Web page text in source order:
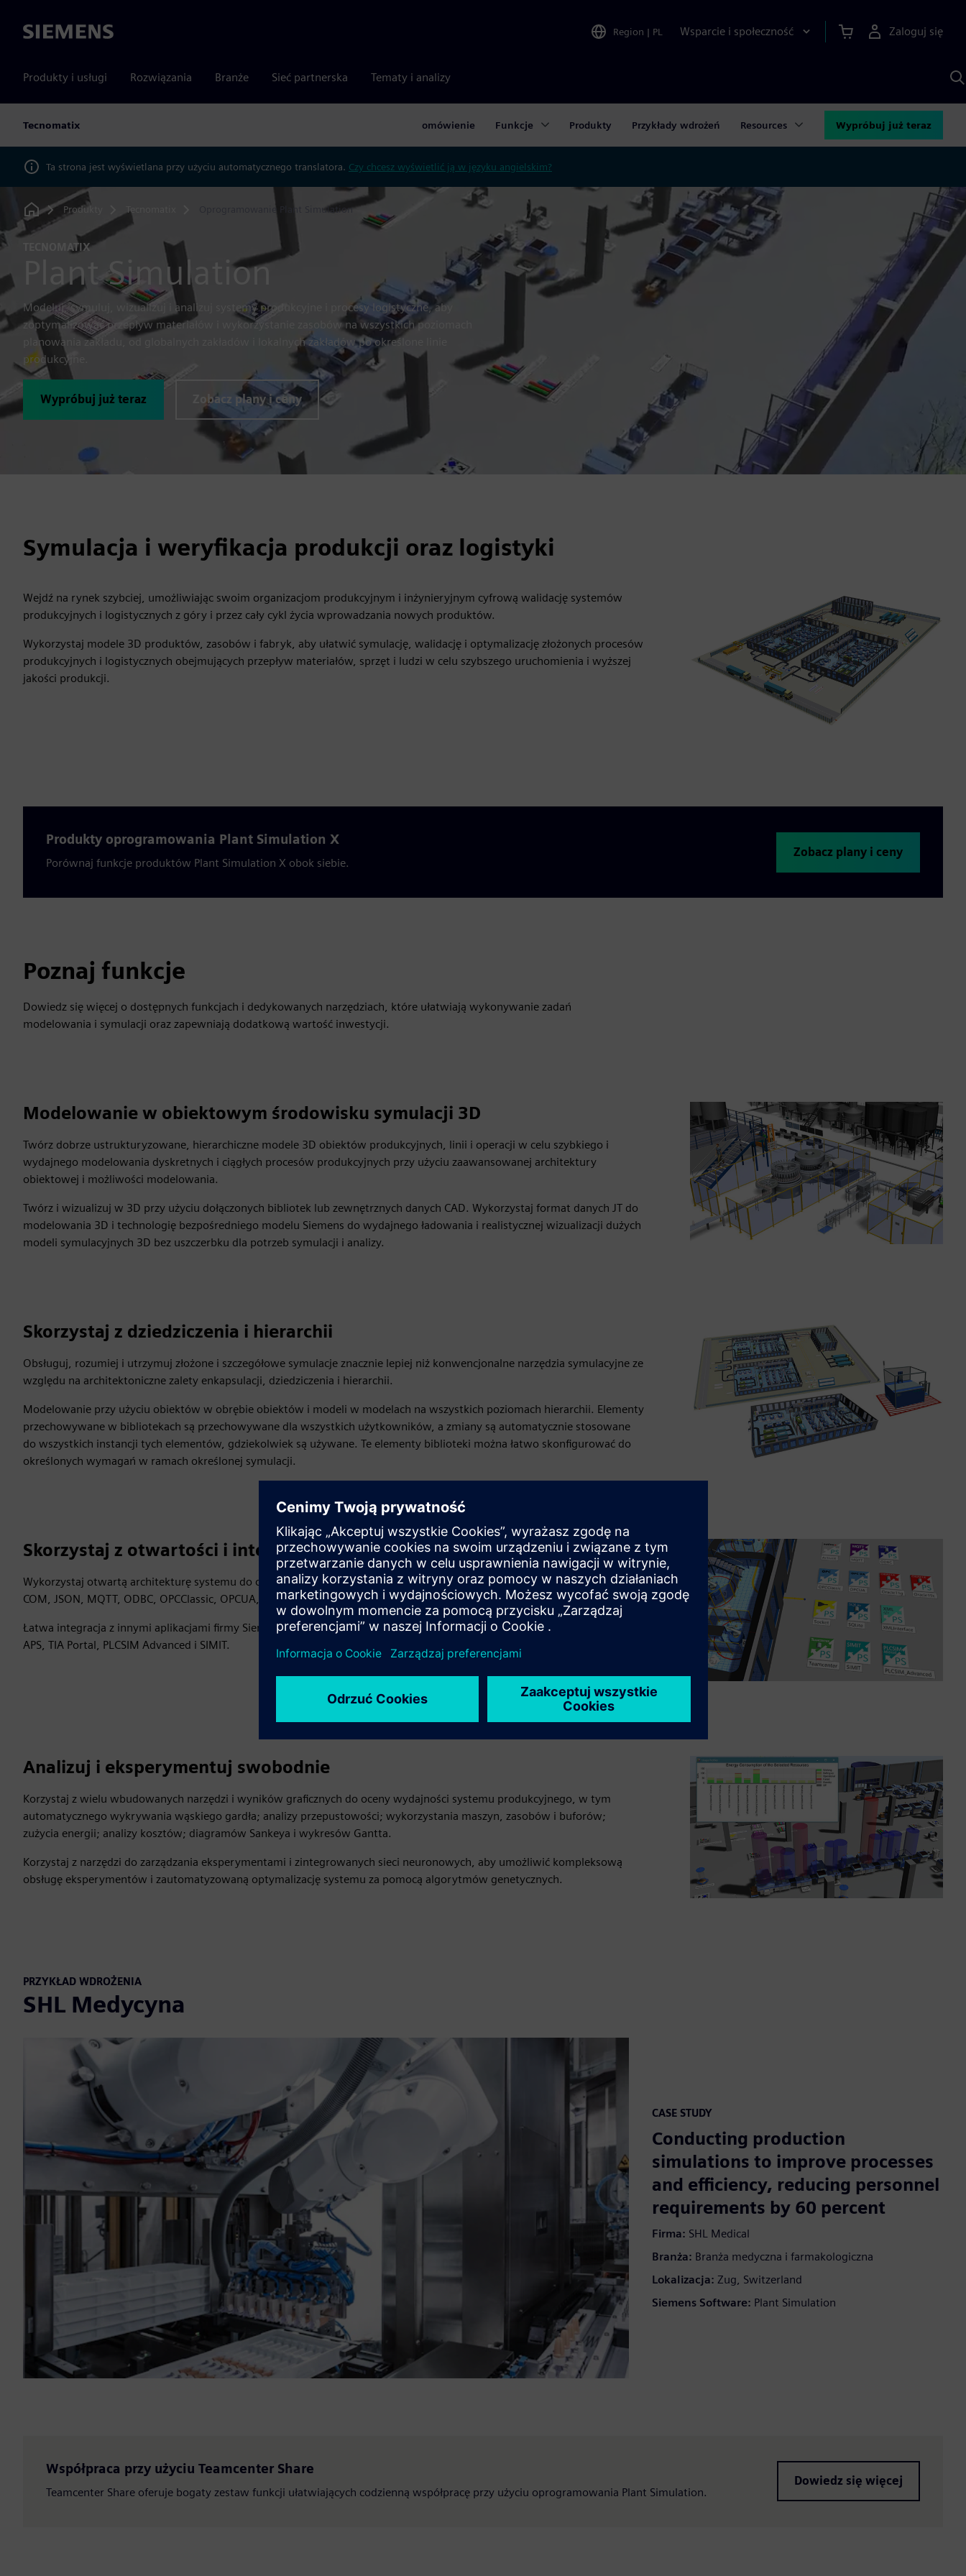
Siemens Region | PL Wsparcie i społeczność Zaloguj się
Produkty i usługi Rozwiązania Branże Sieć partnerska Tematy i analizy
Tecnomatix omówienie Funkcje Produkty Przykłady wdrożeń Resources Wypróbuj już teraz
Ta strona jest wyświetlana przy użyciu automatycznego translatora. Czy chcesz wyświetlić ją w języku angielskim?
Home
Produkty Tecnomatix Oprogramowanie Plant Simulation
TECNOMATIX
Plant Simulation
Modeluj, symuluj, wizualizuj i analizuj systemy produkcyjne i procesy logistyczne, aby
zoptymalizować przepływ materiałów i wykorzystanie zasobów na wszystkich poziomach
planowania zakładu, od globalnych zakładów i lokalnych zakładów po określone linie
produkcyjne.
Wypróbuj już teraz Zobacz plany i ceny
Symulacja i weryfikacja produkcji oraz logistyki
Wejdź na rynek szybciej, umożliwiając swoim organizacjom produkcyjnym i inżynieryjnym cyfrową walidację systemów
produkcyjnych i logistycznych z góry i przez cały cykl życia wprowadzania nowych produktów.
Wykorzystaj modele 3D produktów, zasobów i fabryk, aby ułatwić symulację, walidację i optymalizację złożonych procesów
produkcyjnych i logistycznych obejmujących przepływ materiałów, sprzęt i ludzi w celu szybszego uruchomienia i wyższej
jakości produkcji.
Produkty oprogramowania Plant Simulation X
Porównaj funkcje produktów Plant Simulation X obok siebie.
Zobacz plany i ceny
Poznaj funkcje
Dowiedz się więcej o dostępnych funkcjach i dedykowanych narzędziach, które ułatwiają wykonywanie zadań
modelowania i symulacji oraz zapewniają dodatkową wartość inwestycji.
Modelowanie w obiektowym środowisku symulacji 3D
Twórz dobrze ustrukturyzowane, hierarchiczne modele 3D obiektów produkcyjnych, linii i operacji w celu szybkiego i
wydajnego modelowania dyskretnych i ciągłych procesów produkcyjnych przy użyciu zaawansowanej architektury
obiektowej i możliwości modelowania.
Twórz i wizualizuj w 3D przy użyciu dołączonych bibliotek lub zewnętrznych danych CAD. Wykorzystaj format danych JT do
modelowania 3D i technologię bezpośredniego modelu Siemens do wydajnego ładowania i realistycznej wizualizacji dużych
modeli symulacyjnych 3D bez uszczerbku dla potrzeb symulacji i analizy.
Skorzystaj z dziedziczenia i hierarchii
Obsługuj, rozumiej i utrzymuj złożone i szczegółowe symulacje znacznie lepiej niż konwencjonalne narzędzia symulacyjne ze
względu na architektoniczne zalety enkapsulacji, dziedziczenia i hierarchii.
Modelowanie przy użyciu obiektów w obrębie obiektów i modeli w modelach na wszystkich poziomach hierarchii. Elementy
przechowywane w bibliotekach są przechowywane dla wszystkich użytkowników, a zmiany są automatycznie stosowane
do wszystkich instancji tych elementów, gdziekolwiek są używane. Te elementy biblioteki można łatwo skonfigurować do
określonych wymagań w ramach określonej symulacji.
Skorzystaj z otwartości i integracji
Wykorzystaj otwartą architekturę systemu do obsługi wielu interfejsów i możliwości integracji, w tym ActiveX, C, CAD,
COM, JSON, MQTT, ODBC, OPCClassic, OPCUA, Oracle SQL, Socket i XML.
Łatwa integracja z innymi aplikacjami firmy Siemens, takimi jak NX Line Designer, Teamcenter, Simcenter HEEDS, Opcenter
APS, TIA Portal, PLCSIM Advanced i SIMIT.
Analizuj i eksperymentuj swobodnie
Korzystaj z wielu wbudowanych narzędzi i wyników graficznych do oceny wydajności systemu produkcyjnego, w tym
automatycznego wykrywania wąskiego gardła; analizy przepustowości; wykorzystania maszyn, zasobów i buforów;
zużycia energii; analizy kosztów; diagramów Sankeya i wykresów Gantta.
Korzystaj z narzędzi do zarządzania eksperymentami i zintegrowanych sieci neuronowych, aby umożliwić kompleksową
obsługę eksperymentów i zautomatyzowaną optymalizację systemu za pomocą algorytmów genetycznych.
PRZYKŁAD WDROŻENIA
SHL Medycyna
CASE STUDY
Conducting production
simulations to improve processes
and efficiency, reducing personnel
requirements by 60 percent
Firma: SHL Medical
Branża: Branża medyczna i farmakologiczna
Lokalizacja: Zug, Switzerland
Siemens Software: Plant Simulation
Współpraca przy użyciu Teamcenter Share
Teamcenter Share oferuje bogaty zestaw funkcji ułatwiających codzienną współpracę przy użyciu oprogramowania Plant Simulation.
Dowiedz się więcej